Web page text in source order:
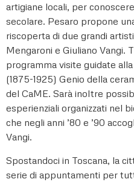
artigiane locali, per
secolare. Pesaro propone
riscoperta di due grandi
Mengaroni e Giuliano Vangi.
programma visite guidate
(1875-1925) Genio della
del CaME. Sarà inoltre
esperienziali organizzati nel
che negli anni ’80 e ’90
Vangi.
Spostandoci in Toscana, la
serie di appuntamenti per